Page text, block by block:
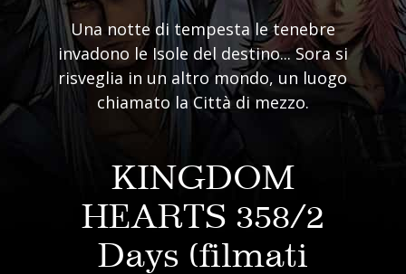
Una notte di tempesta le tenebre
invadono le Isole del destino... Sora si
risveglia in un altro mondo, un luogo
chiamato la Città di mezzo.
KINGDOM
HEARTS 358/2
Days (filmati